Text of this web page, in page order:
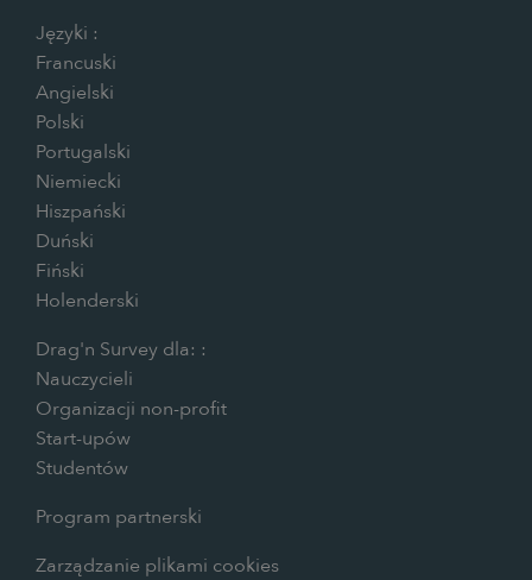
Języki :
Francuski
Angielski
Polski
Portugalski
Niemiecki
Hiszpański
Duński
Fiński
Holenderski
Drag'n Survey dla: :
Nauczycieli
Organizacji non-profit
Start-upów
Studentów
Program partnerski
Zarządzanie plikami cookies